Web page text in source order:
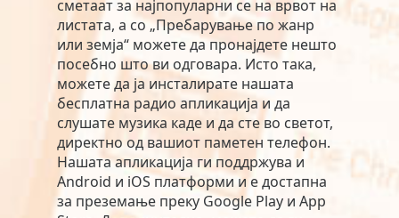
сметаат за најпопуларни се на врвот на
листата, а со „Пребарување по жанр
или земја“ можете да пронајдете нешто
посебно што ви одговара. Исто така,
можете да ја инсталирате нашата
бесплатна радио апликација и да
слушате музика каде и да сте во светот,
директно од вашиот паметен телефон.
Нашата апликација ги поддржува и
Android и iOS платформи и е достапна
за преземање преку Google Play и App